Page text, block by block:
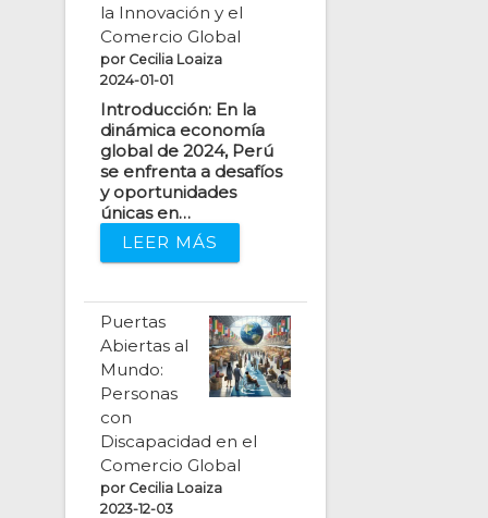
la Innovación y el
Comercio Global
por Cecilia Loaiza
2024-01-01
Introducción: En la
dinámica economía
global de 2024, Perú
se enfrenta a desafíos
y oportunidades
únicas en…
LEER MÁS
Puertas
Abiertas al
Mundo:
Personas
con
Discapacidad en el
Comercio Global
por Cecilia Loaiza
2023-12-03